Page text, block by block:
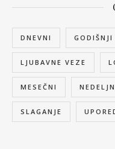
DNEVNI GODIŠNJI
LJUBAVNE VEZE
MESEČNI
SLAGANJE